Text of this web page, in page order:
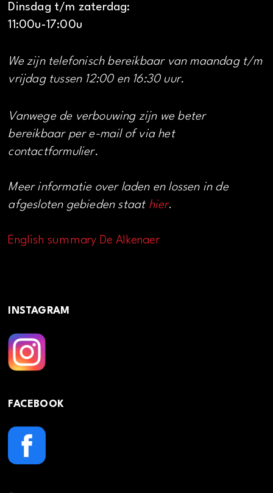
Dinsdag t/m zaterdag:
11:00u-17:00u
We zijn telefonisch bereikbaar van maandag t/m
vrijdag tussen 12:00 en 16:30 uur.
Vanwege de verbouwing zijn we beter
bereikbaar per e-mail of via het
contactformulier.
Meer informatie over laden en lossen in de
afgesloten gebieden staat hier.
English summary De Alkenaer
INSTAGRAM
FACEBOOK